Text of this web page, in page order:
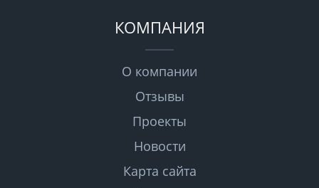
КОМПАНИЯ
О компании
Отзывы
Проекты
Новости
Карта сайта